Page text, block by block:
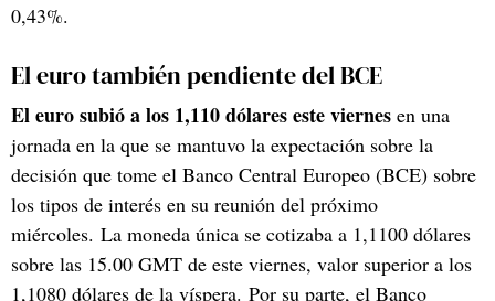
0,43%.
El euro también pendiente del BCE
El euro subió a los 1,110 dólares este viernes en una
jornada en la que se mantuvo la expectación sobre la
decisión que tome el Banco Central Europeo (BCE) sobre
los tipos de interés en su reunión del próximo
miércoles. La moneda única se cotizaba a 1,1100 dólares
sobre las 15.00 GMT de este viernes, valor superior a los
1,1080 dólares de la víspera. Por su parte, el Banco